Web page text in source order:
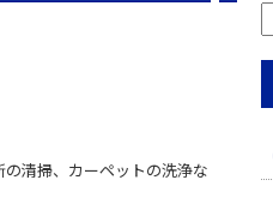
清掃、カーペットの洗浄な